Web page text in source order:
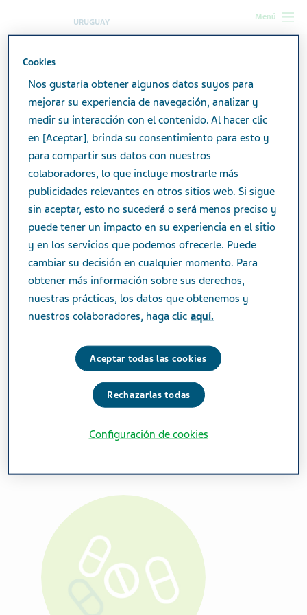
Menú
URUGUAY
KITADOL 500 mg x 48
comp.
OSTEOARTICULAR
Área terapéutica
Osteoarticular
Presentaciones
Comprimidos
Cookies
Nos gustaría obtener algunos datos suyos para
mejorar su experiencia de navegación, analizar y
medir su interacción con el contenido. Al hacer clic
en [Aceptar], brinda su consentimiento para esto y
para compartir sus datos con nuestros
colaboradores, lo que incluye mostrarle más
publicidades relevantes en otros sitios web. Si sigue
sin aceptar, esto no sucederá o será menos preciso y
puede tener un impacto en su experiencia en el sitio
y en los servicios que podemos ofrecerle. Puede
cambiar su decisión en cualquier momento. Para
obtener más información sobre sus derechos,
nuestras prácticas, los datos que obtenemos y
nuestros colaboradores, haga clic aquí.
Aceptar todas las cookies
Rechazarlas todas
Configuración de cookies